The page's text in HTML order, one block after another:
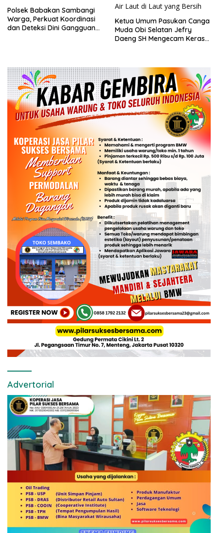
Polsek Babakan Sambangi
Warga, Perkuat Koordinasi
dan Deteksi Dini Gangguan
Ketua Umum Pasukan Canga
Muda Obi Selatan Jefry
Daeng SH Mengecam Keras
Advertorial